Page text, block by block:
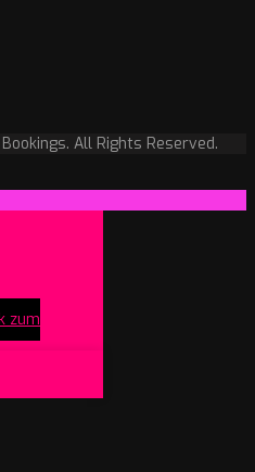
All Rights Reserved.
zum